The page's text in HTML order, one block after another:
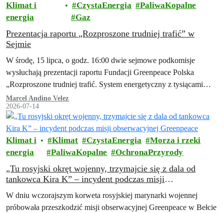
Klimat i
energia
CzystaEnergia
PaliwaKopalne
Gaz
Prezentacja raportu „Rozproszone trudniej trafić” w
Sejmie
W środę, 15 lipca, o godz. 16:00 dwie sejmowe podkomisje
wysłuchają prezentacji raportu Fundacji Greenpeace Polska
„Rozproszone trudniej trafić. System energetyczny z tysiącami
małych źródeł jako element polskiej racji stanu. Lekcje z
doświadczeń Ukrainy".
Marcel Andino Velez
2026-07-14
Klimat i
energia
Klimat CzystaEnergia
Morza i rzeki
PaliwaKopalne
OchronaPrzyrody
„Tu rosyjski okręt wojenny, trzymajcie się z dala od
tankowca Kira K” – incydent podczas misji
W dniu wczorajszym korweta rosyjskiej marynarki wojennej
próbowała przeszkodzić misji obserwacyjnej Greenpeace w Bełcie